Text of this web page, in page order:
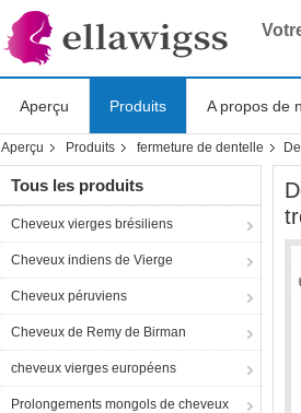
Aperçu Produits A propos de
Shopping Online
Aperçu Produits fermeture de dentelle
Tous les produits
Cheveux vierges brésiliens
Cheveux indiens de Vierge
Cheveux péruviens
Cheveux de Remy de Birman
cheveux vierges européens
Prolongements mongols de cheveux